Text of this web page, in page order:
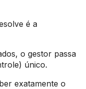
é a
o gestor passa
único.
exatamente o